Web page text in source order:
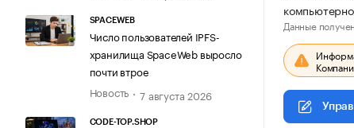
SPACEWEB
Число пользователей IPFS-
хранилища SpaceWeb выросло
почти втрое
Новость
7 августа 2026
CODE-TOP.SHOP
Данные